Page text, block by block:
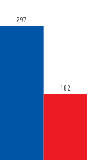
297
182